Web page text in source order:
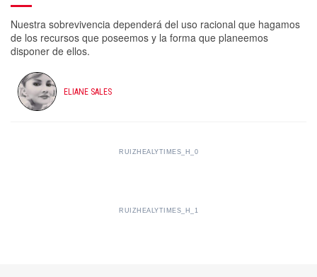
Nuestra sobrevivencia dependerá del uso racional que hagamos
de los recursos que poseemos y la forma que planeemos
disponer de ellos.
ELIANE SALES
RUIZHEALYTIMES_H_0
RUIZHEALYTIMES_H_1